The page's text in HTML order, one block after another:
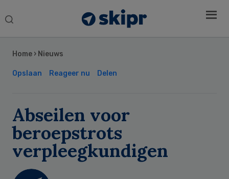
Search
Home › Nieuws
Opslaan Reageer nu Delen
Abseilen voor
beroepstrots
verpleegkundigen
Sidebar